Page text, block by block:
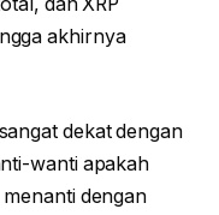
dan XRP
akhirnya
dekat dengan
wanti apakah
dengan